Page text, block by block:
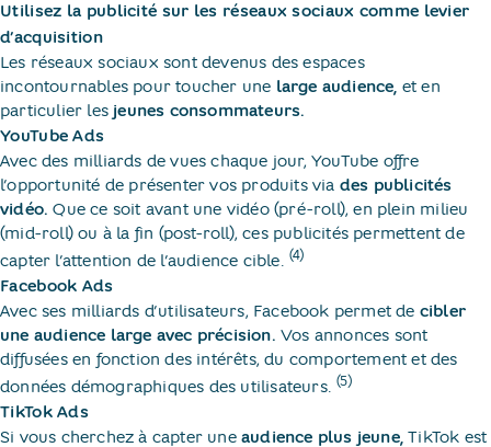
Utilisez la publicité sur les réseaux sociaux comme levier
d’acquisition
Les réseaux sociaux sont devenus des espaces
incontournables pour toucher une large audience, et en
particulier les jeunes consommateurs.
YouTube Ads
Avec des milliards de vues chaque jour, YouTube offre
l’opportunité de présenter vos produits via des publicités
vidéo. Que ce soit avant une vidéo (pré-roll), en plein milieu
(mid-roll) ou à la fin (post-roll), ces publicités permettent de
capter l’attention de l’audience cible. (4)
Facebook Ads
Avec ses milliards d’utilisateurs, Facebook permet de cibler
une audience large avec précision. Vos annonces sont
diffusées en fonction des intérêts, du comportement et des
données démographiques des utilisateurs.(5)
TikTok Ads
Si vous cherchez à capter une audience plus jeune, TikTok est